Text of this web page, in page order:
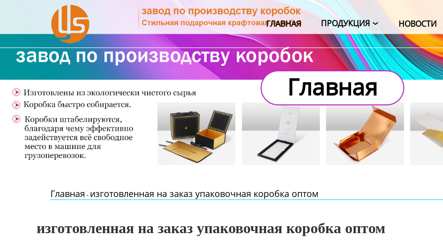
ГЛАВНАЯ ПРОДУКЦИЯ  НОВОСТИ
Новости
О Нас
Контакты
Главная
Главная - изготовленная на заказ упаковочная коробка оптом
изготовленная на заказ упаковочная коробка оптом